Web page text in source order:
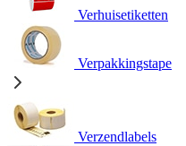
Verhuisetiketten
Verpakkingstape
Verzendlabels